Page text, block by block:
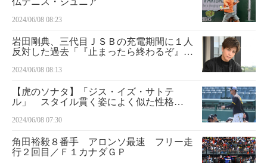
2024/06/08 08:23
岩田剛典、三代目ＪＳＢの充電期間に１人
反対した過去「『止まったら終わるぞ』と
2024/06/08 08:13
【虎のソナタ】「ジス・イズ・サトテ
ル」 スタイル貫く姿によく似た性格
2024/06/08 07:30
角田裕毅８番手 アロンソ最速 フリー走
行２回目／Ｆ１カナダＧＰ